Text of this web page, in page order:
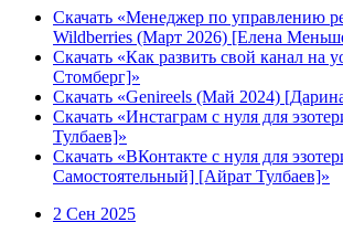
Скачать «Менеджер по управлению
Wildberries (Март 2026) [Елена
Скачать «Как развить свой канал на
Стомберг]»
Скачать «Genireels (Май 2024)
Скачать «Инстаграм с нуля для
Тулбаев]»
Скачать «ВКонтакте с нуля для
Самостоятельный] [Айрат Тулбаев]»
2 Сен 2025